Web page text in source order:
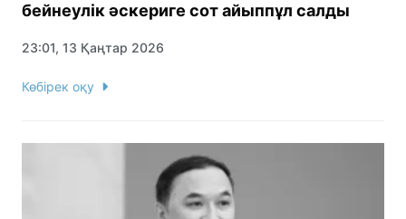
бейнеулік әскериге сот айыппұл салды
23:01, 13 Қаңтар 2026
Көбірек оқу